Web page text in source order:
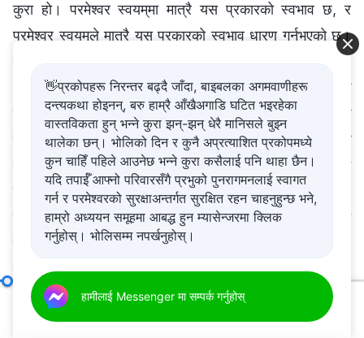
कुरा हो। परमेश्‍वर स्वयम्‌मा मात्रै यस प्रकारको स्वभाव छ, र
परमेश्‍वर स्वयम्‌ले मात्रै यस प्रकारको स्वभाव धारण गर्नुभएको छ।
अर्थात् मानवजातिलाई भ्रष्ट बनाउने र भस्‍म गर्ने कार्यहरूलाई
तिरस्कार गर्नुहुने भएकोले, उहाँको विरुद्धमा रहेका सबै पापकर्महरूलाई
उहाँले तिरस्कार गर्नुहुने भएकोले अनि उहाँको पवित्र र निष्कलङ्क
सारको कारण परमेश्‍वरमा यस प्रकारको धर्मी स्वभाव हुन्छ। यही
कारणले गर्दा उहाँले सृष्टि गरिएको वा नगरिएको कुनै पनि प्राणीले
खुलेआम उहाँको विरोध गरेको वा उहाँसँग होडबाजी गरेको पीडा
सहनुहुनेछैन। उहाँले कुनै बेला कृपा देखाउनुभएको वा उहाँले
चुन्‍नुभएको व्यक्तिले समेत उहाँको स्वभावलाई एक पटक चिढ्याउनु र
उहाँका धैर्यता र सहनशीलताका सिद्धान्तहरूलाई भङ्ग मात्रै गर्नुपर्छ,
अनि अलिकति कृपा वा हिचकिचाहटविना नै उहाँले कुनै पनि
👋प्रकोपहरू निरन्तर बढ्दै जाँदा, बाइबलका अगमवाणीहरू
दन्त्यकथा होइनन्, बरु हाम्रै आँखैअगाडि घटित भइरहेका
वास्तविकता हुन् भन्ने कुरा झन्-झन् धेरै मानिसले बुझ्न
थालेका छन्। भोलिको दिन र कुनै अप्रत्याशित प्रकोपमध्ये
कुन चाहिँ पहिले आउनेछ भन्ने कुरा कसैलाई पनि थाहा छैन।
यदि तपाईँ आफ्नो परिवारसँगै प्रभुको पुनरागमनलाई स्वागत
गर्न र परमेश्‍वरको सुरक्षाअन्तर्गत सुरक्षित रहन चाहनुहुन्छ भने,
हाम्रो अध्ययन समूहमा आबद्ध हुन म्यासेन्जरमा क्लिक
गर्नुहोस्। भोलिसम्म नपर्खनुहोस्।
हामीलाई Messenger मा सम्पर्क गर्नुहोस्
परमेश्‍वर स्वयम् अद्वितीय २